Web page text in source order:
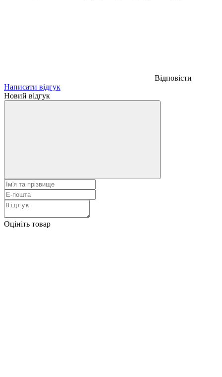
Відповісти
Написати відгук
Новий відгук
Оцініть товар